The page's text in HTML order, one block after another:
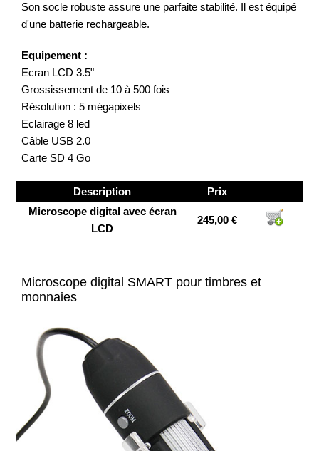
Son socle robuste assure une parfaite stabilité. Il est équipé
d'une batterie rechargeable.
Equipement :
Ecran LCD 3.5"
Grossissement de 10 à 500 fois
Résolution : 5 mégapixels
Eclairage 8 led
Câble USB 2.0
Carte SD 4 Go
Description
Prix
Microscope digital avec écran
LCD
245,00 €
Microscope digital SMART pour timbres et
monnaies